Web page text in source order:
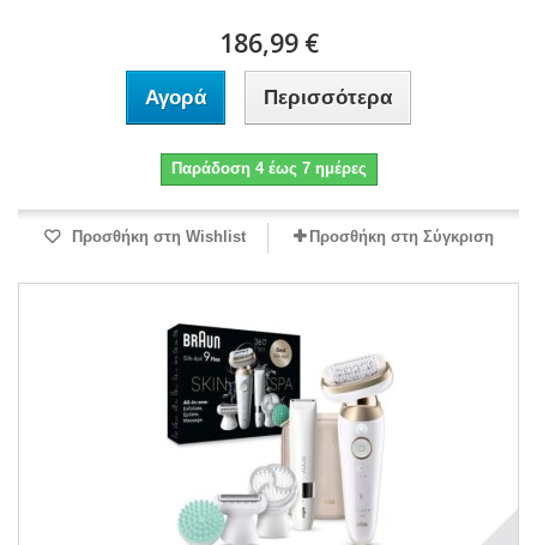
186,99 €
Αγορά Περισσότερα
Παράδοση 4 έως 7 ημέρες
Προσθήκη στη Wishlist Προσθήκη στη Σύγκριση